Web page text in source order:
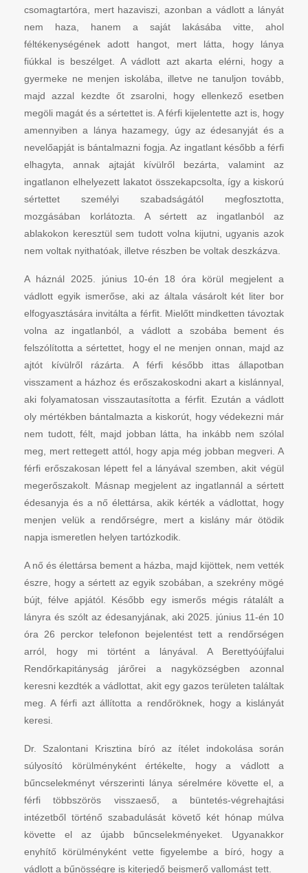
csomagtartóra, mert hazaviszi, azonban a vádlott a lányát
nem haza, hanem a saját lakásába vitte, ahol
féltékenységének adott hangot, mert látta, hogy lánya
fiúkkal is beszélget. A vádlott azt akarta elérni, hogy a
gyermeke ne menjen iskolába, illetve ne tanuljon tovább,
majd azzal kezdte őt zsarolni, hogy ellenkező esetben
megöli magát és a sértettet is. A férfi kijelentette azt is, hogy
amennyiben a lánya hazamegy, úgy az édesanyját és a
nevelőapját is bántalmazni fogja. Az ingatlant később a férfi
elhagyta, annak ajtaját kívülről bezárta, valamint az
ingatlanon elhelyezett lakatot összekapcsolta, így a kiskorú
sértettet személyi szabadságától megfosztotta,
mozgásában korlátozta. A sértett az ingatlanból az
ablakokon keresztül sem tudott volna kijutni, ugyanis azok
nem voltak nyithatóak, illetve részben be voltak deszkázva.
A háznál 2025. június 10-én 18 óra körül megjelent a
vádlott egyik ismerőse, aki az általa vásárolt két liter bor
elfogyasztására invitálta a férfit. Mielőtt mindketten távoztak
volna az ingatlanból, a vádlott a szobába bement és
felszólította a sértettet, hogy el ne menjen onnan, majd az
ajtót kívülről rázárta. A férfi később ittas állapotban
visszament a házhoz és erőszakoskodni akart a kislánnyal,
aki folyamatosan visszautasította a férfit. Ezután a vádlott
oly mértékben bántalmazta a kiskorút, hogy védekezni már
nem tudott, félt, majd jobban látta, ha inkább nem szólal
meg, mert rettegett attól, hogy apja még jobban megveri. A
férfi erőszakosan lépett fel a lányával szemben, akit végül
megerőszakolt. Másnap megjelent az ingatlannál a sértett
édesanyja és a nő élettársa, akik kérték a vádlottat, hogy
menjen velük a rendőrségre, mert a kislány már ötödik
napja ismeretlen helyen tartózkodik.
A nő és élettársa bement a házba, majd kijöttek, nem vették
észre, hogy a sértett az egyik szobában, a szekrény mögé
bújt, félve apjától. Később egy ismerős mégis rátalált a
lányra és szólt az édesanyjának, aki 2025. június 11-én 10
óra 26 perckor telefonon bejelentést tett a rendőrségen
arról, hogy mi történt a lányával. A Berettyóújfalui
Rendőrkapitányság járőrei a nagyközségben azonnal
keresni kezdték a vádlottat, akit egy gazos területen találtak
meg. A férfi azt állította a rendőröknek, hogy a kislányát
keresi.
Dr. Szalontani Krisztina bíró az ítélet indokolása során
súlyosító körülményként értékelte, hogy a vádlott a
bűncselekményt vérszerinti lánya sérelmére követte el, a
férfi többszörös visszaeső, a büntetés-végrehajtási
intézetből történő szabadulását követő két hónap múlva
követte el az újabb bűncselekményeket. Ugyanakkor
enyhítő körülményként vette figyelembe a bíró, hogy a
vádlott a bűnösségre is kiterjedő beismerő vallomást tett.